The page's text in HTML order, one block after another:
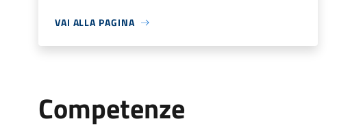
VAI ALLA PAGINA
Competenze